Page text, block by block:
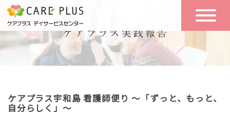
こんな方に
おすすめ
一日の流れ
一日体験
空き状況
ケアプラス宇和島 看護師便り ～「ずっと、もっと、
自分らしく」～